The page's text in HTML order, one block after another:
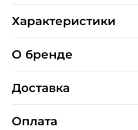
Характеристики
О бренде
Доставка
Оплата